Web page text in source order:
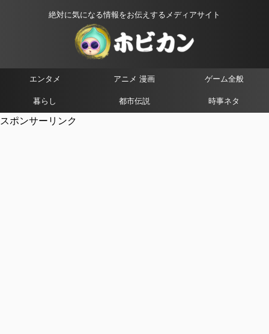
絶対に気になる情報をお伝えするメディアサイト
エンタメ アニメ 漫画 ゲーム全般
暮らし 都市伝説 時事ネタ
スポンサーリンク